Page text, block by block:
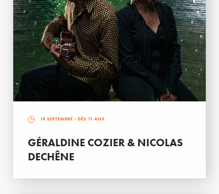
18 SEPTEMBRE - DÈS 11 ANS
GÉRALDINE COZIER & NICOLAS
DECHÊNE